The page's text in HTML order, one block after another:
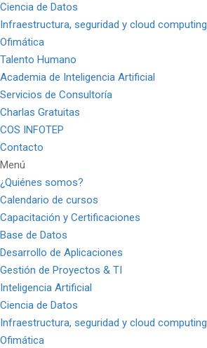
Ciencia de Datos
Infraestructura, seguridad y cloud computing
Ofimática
Talento Humano
Academia de Inteligencia Artificial
Servicios de Consultoría
Charlas Gratuitas
COS INFOTEP
Contacto
Menú
¿Quiénes somos?
Calendario de cursos
Capacitación y Certificaciones
Base de Datos
Desarrollo de Aplicaciones
Gestión de Proyectos & TI
Inteligencia Artificial
Ciencia de Datos
Infraestructura, seguridad y cloud computing
Ofimática